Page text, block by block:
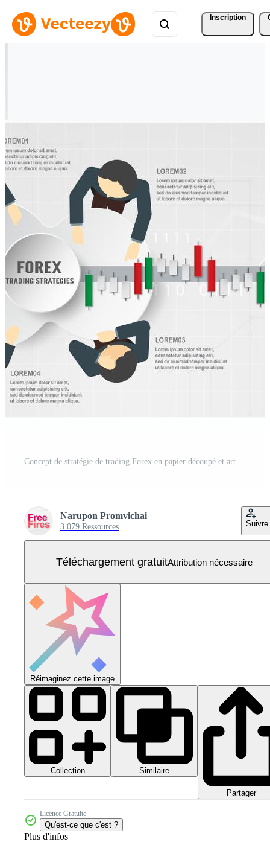
Inscription
Concept de stratégie de trading Forex en papier découpé et artisanal pour busine Vecteur Gratuit
Narupon Promvichai
3 079 Ressources Suivre
Téléchargement gratuitAttribution nécessaire
Réimaginez cette image
Collection Similaire
Partager
Licence Gratuite
Qu'est-ce que c'est ?
Plus d'infos